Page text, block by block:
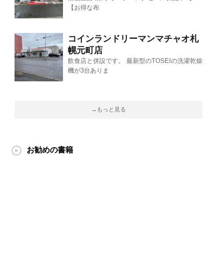
【お得な布
コインランドリーマンマチャオ札
幌元町店
飲食店と併設です。 最新型のTOSEIの洗濯乾燥
機が3台ありま
→もっと見る
お勧めの書籍